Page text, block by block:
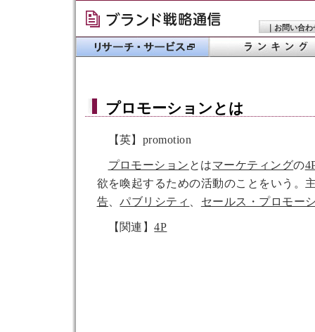
｜ お問い合わ
プロモーション とは
【英】promotion
プロモーション とはマーケティングの
欲を喚起するための活動のことをいう。
告、パブリシティ セールス・プロモー
【関連】4P